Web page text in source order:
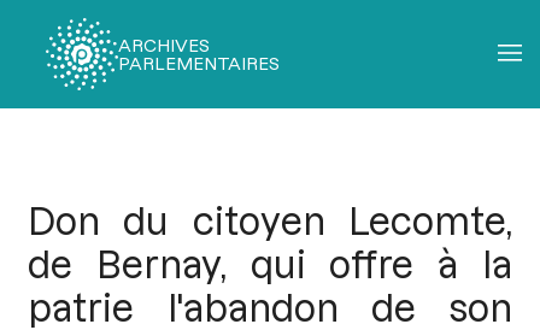
ARCHIVES
PARLEMENTAIRES
Don du citoyen Lecomte,
de Bernay, qui offre à la
patrie l'abandon de son